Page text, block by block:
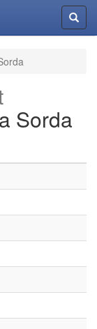
Sorda